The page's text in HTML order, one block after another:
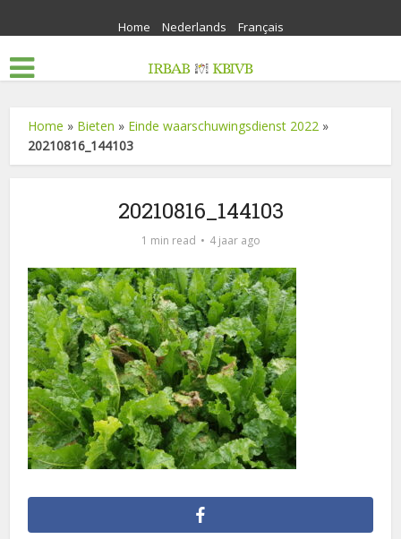
Home Nederlands Français
Home » Bieten » Einde waarschuwingsdienst 2022 »
20210816_144103
20210816_144103
1 min read 4 jaar ago